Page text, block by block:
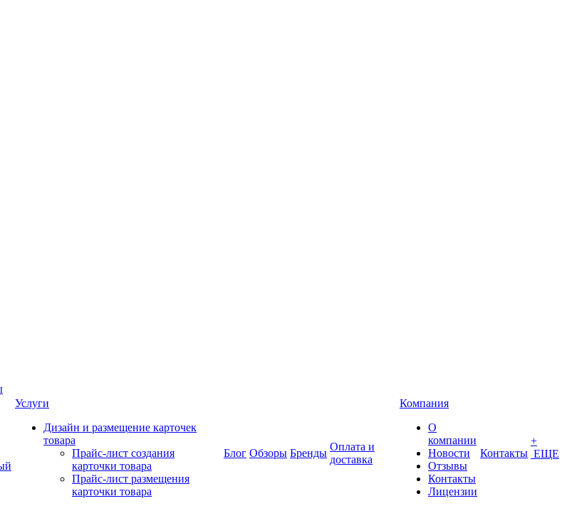
Услуги
Дизайн и размещение карточек
товара
Прайс-лист создания
карточки товара
Прайс-лист размещения
карточки товара
Блог Обзоры Бренды
Оплата и
доставка
Компания
О
компании
Новости
Отзывы
Контакты
Лицензии
Контакты
+
ЕЩЕ